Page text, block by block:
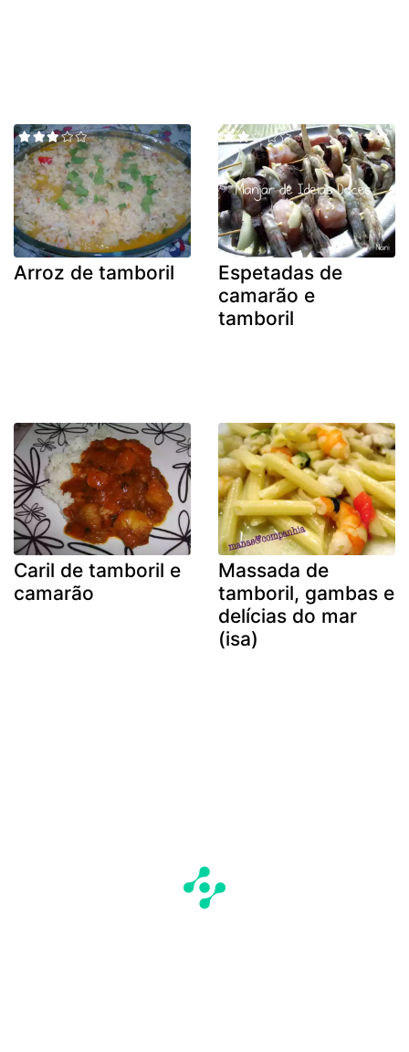
Arroz de tamboril
Espetadas de
camarão e
tamboril
Caril de tamboril e
camarão
Massada de
tamboril, gambas e
delícias do mar
(isa)